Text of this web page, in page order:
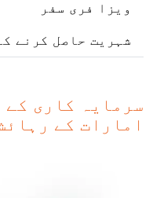
ویزا فری سفر
شہریت حاصل کرنے
سرمایہ کاری
امارات کے